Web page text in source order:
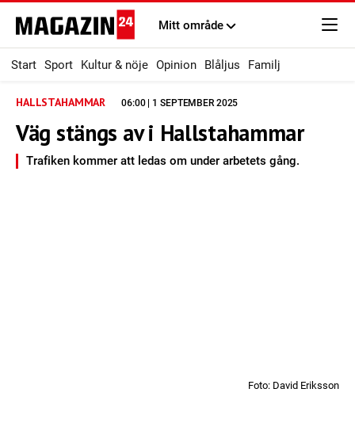
Mitt område
Start Sport Kultur & nöje Opinion Blåljus Familj
HALLSTAHAMMAR 06:00 | 1 SEPTEMBER 2025
Väg stängs av i Hallstahammar
Trafiken kommer att ledas om under arbetets gång.
Foto: David Eriksson